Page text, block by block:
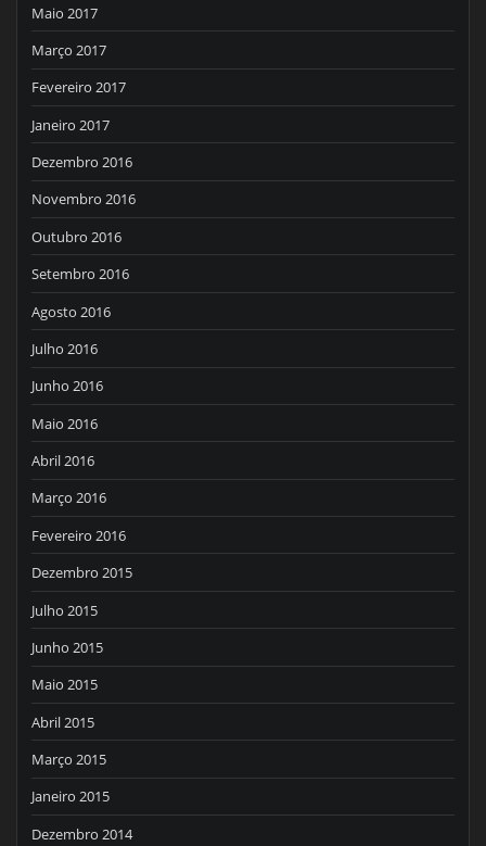
Maio 2017
Março 2017
Fevereiro 2017
Janeiro 2017
Dezembro 2016
Novembro 2016
Outubro 2016
Setembro 2016
Agosto 2016
Julho 2016
Junho 2016
Maio 2016
Abril 2016
Março 2016
Fevereiro 2016
Dezembro 2015
Julho 2015
Junho 2015
Maio 2015
Abril 2015
Março 2015
Janeiro 2015
Dezembro 2014